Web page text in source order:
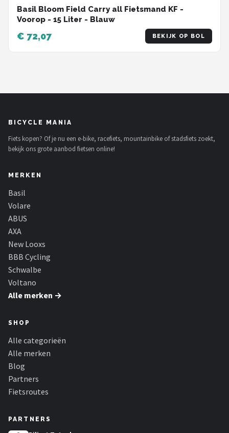
Basil Bloom Field Carry all Fietsmand KF -
Voorop - 15 Liter - Blauw
€ 72,07 BEKIJK OP BOL
BICYCLE MANIA
Fiets kopen? Of je nu een e-bike, racefiets, mountainbike of stadsfiets zoekt,
bekijk ons grote aanbod fietsen online!
MERKEN
Basil
Volare
ABUS
AXA
New Looxs
BBB Cycling
Schwalbe
Voltano
Alle merken →
SHOP
Alle categorieën
Alle merken
Blog
Partners
Fietsroutes
PARTNERS